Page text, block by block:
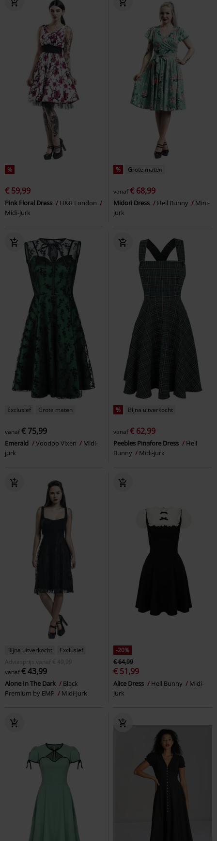
%
€ 59,99
Pink Floral Dress
H&R London
Midi-jurk
% Grote maten
vanaf€ 68,99
Midori Dress Hell Bunny
Mini-
jurk
Exclusief Grote maten
vanaf€ 75,99
Emerald Voodoo Vixen
Midi-
jurk
% Bijna uitverkocht
vanaf€ 62,99
Peebles Pinafore Dress
Hell
Bunny
Midi-jurk
Bijna uitverkocht
Exclusief
Adviesprijs
vanaf € 49,99
vanaf€ 43,99
Alone In The Dark
Black
Premium by EMP
Midi-jurk
-20%
€ 64,99
€ 51,99
Alice Dress Hell Bunny
Midi-
jurk